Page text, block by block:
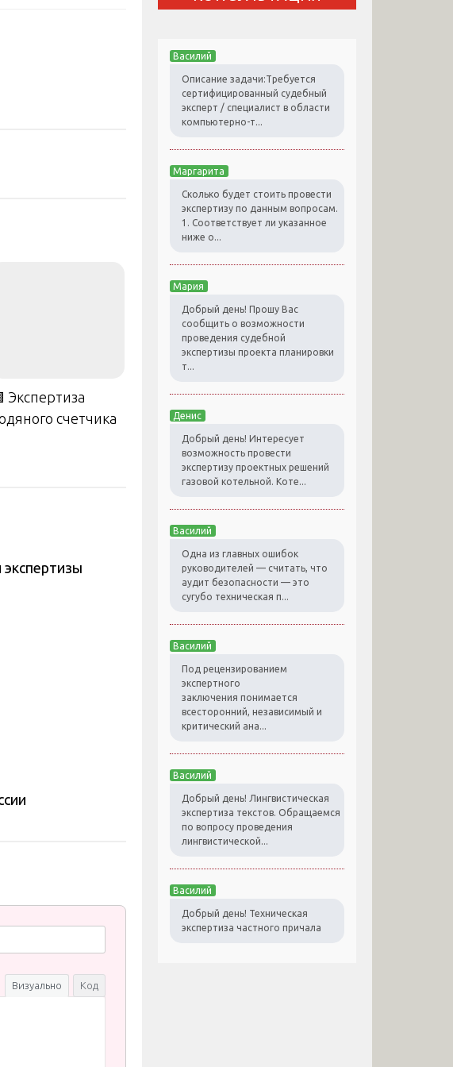
Экспертиза
счетчика
Визуально Код
Василий
Описание задачи:Требуется
сертифицированный судебный
эксперт / специалист в области
компьютерно-т...
Маргарита
Сколько будет стоить провести
экспертизу по данным вопросам.
1. Соответствует ли указанное
ниже о...
Мария
Добрый день! Прошу Вас
сообщить о возможности
проведения судебной
экспертизы проекта планировки
т...
Денис
Добрый день! Интересует
возможность провести
экспертизу проектных решений
газовой котельной. Коте...
Василий
Одна из главных ошибок
руководителей — считать, что
аудит безопасности — это
сугубо техническая п...
Василий
Под рецензированием
экспертного
заключения понимается
всесторонний, независимый и
критический ана...
Василий
Добрый день! Лингвистическая
экспертиза текстов. Обращаемся
по вопросу проведения
лингвистической...
Василий
Добрый день! Техническая
экспертиза частного причала